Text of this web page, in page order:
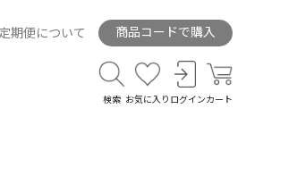
定期便について 商品コードで購入
検索 お気に入り ログイン カート